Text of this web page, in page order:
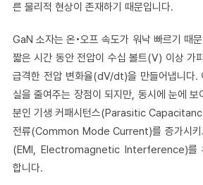
른 물리적 현상이 존재하기 때문입니다.
GaN 소자는 온•오프 속도가 워낙 빠르기 때
짧은 시간 동안 전압이 수십 볼트(V) 이상 가
급격한 전압 변화율(dV/dt)을 만들어냅니다.
실을 줄여주는 장점이 되지만, 동시에 눈에
분인 기생 커패시턴스(Parasitic
전류(Common Mode Current)를 증가시키
(EMI, Electromagnetic Interference)를
합니다.